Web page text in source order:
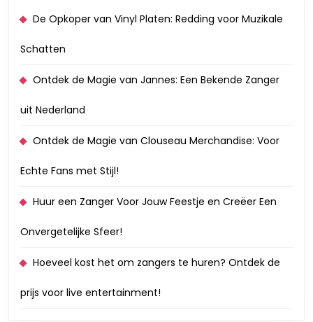
De Opkoper van Vinyl Platen: Redding voor Muzikale
Schatten
Ontdek de Magie van Jannes: Een Bekende Zanger
uit Nederland
Ontdek de Magie van Clouseau Merchandise: Voor
Echte Fans met Stijl!
Huur een Zanger Voor Jouw Feestje en Creëer Een
Onvergetelijke Sfeer!
Hoeveel kost het om zangers te huren? Ontdek de
prijs voor live entertainment!